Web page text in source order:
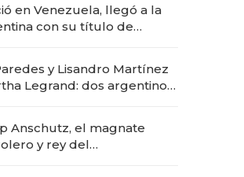
en Venezuela, llegó a la
con su título de
"fast premium"
y Lisandro Martínez
Legrand: dos argentinos
Anschutz, el magnate
y rey del